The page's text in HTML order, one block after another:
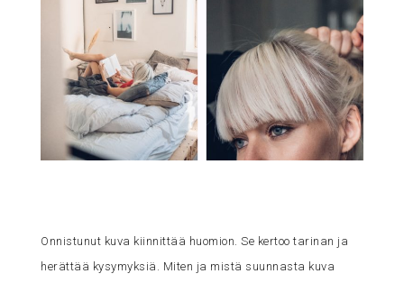
Onnistunut kuva kiinnittää huomion. Se kertoo tarinan ja
herättää kysymyksiä. Miten ja mistä suunnasta kuva